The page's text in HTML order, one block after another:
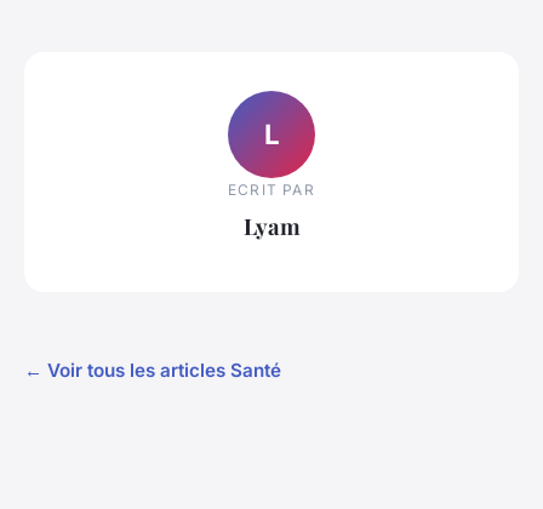
L
ECRIT PAR
Lyam
← Voir tous les articles Santé